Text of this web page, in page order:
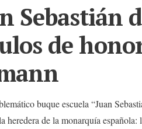
Sebastián
de
buque escuela “Juan
heredera de la monarquía